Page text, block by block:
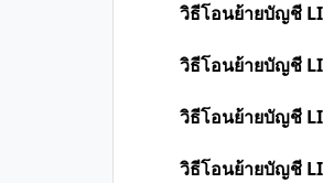
วิธีโอนย้ายบัญชี
วิธีโอนย้ายบัญชี
วิธีโอนย้ายบัญชี
วิธีโอนย้ายบัญชี